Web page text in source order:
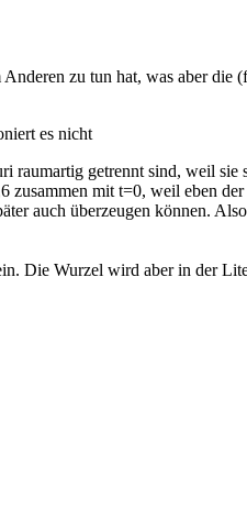
zu tun hat, was aber
es nicht
raumartig getrennt sind, weil
zusammen mit t=0, weil eben
auch überzeugen können.
Die Wurzel wird aber in der